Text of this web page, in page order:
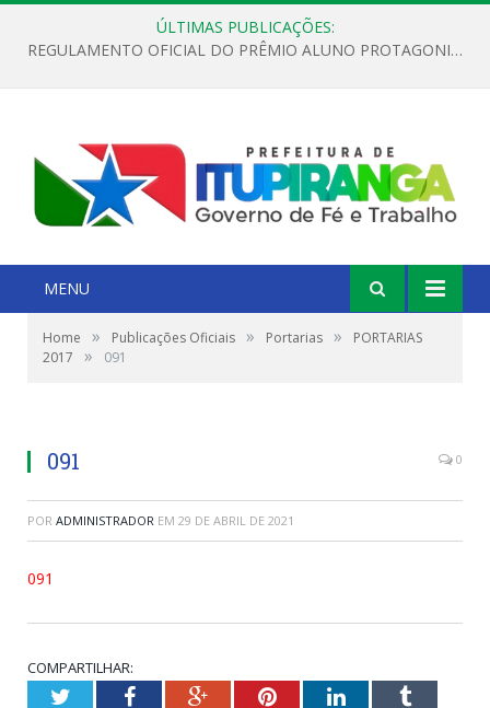
ÚLTIMAS PUBLICAÇÕES:
REGULAMENTO OFICIAL DO PRÊMIO ALUNO PROTAGONISTA – EDIÇÃO 2026
MENU
Home » Publicações Oficiais » Portarias »
PORTARIAS
2017
» 091
091 0
POR ADMINISTRADOR EM 29 DE ABRIL DE 2021
091
COMPARTILHAR:
TwitterFacebookGoogle+PinterestLinkedInTumblr